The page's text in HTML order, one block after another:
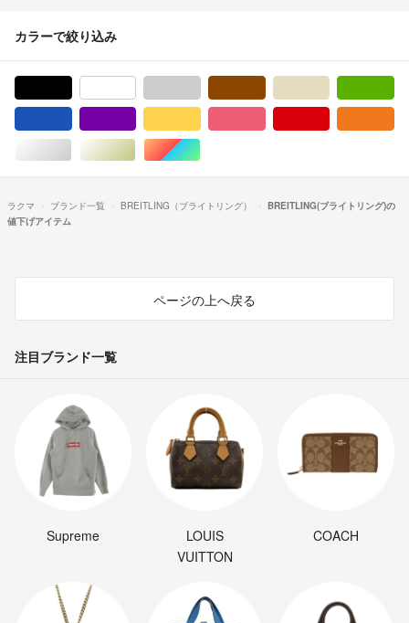
カラーで絞り込み
シルバー/銀色系ゴールド/金色系マルチカラー
ラクマ ブランド一覧 BREITLING（ブライトリング）
BREITLING(ブライトリング)の
値下げアイテム
ページの上へ戻る
注目ブランド一覧
Supreme
LOUIS
VUITTON
COACH